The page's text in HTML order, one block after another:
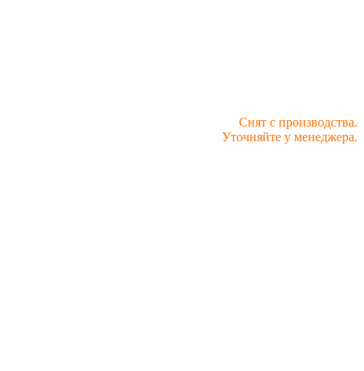
Снят с производства.
Уточняйте у менеджера.